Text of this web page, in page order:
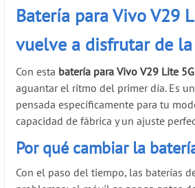
Batería para Vivo V29
vuelve a disfrutar de
Con esta batería para Vivo V29 Lite
aguantar el ritmo del primer día. Es
pensada específicamente para tu
capacidad de fábrica y un ajuste
Por qué cambiar la
Con el paso del tiempo, las baterías